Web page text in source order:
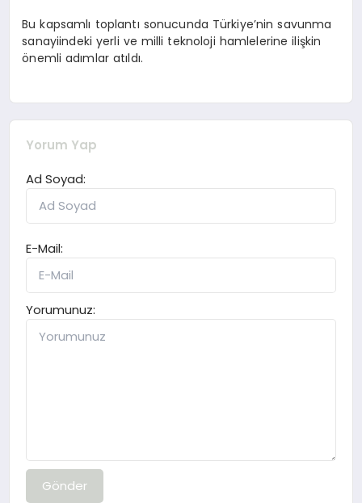
Bu kapsamlı toplantı sonucunda Türkiye’nin savunma
sanayiindeki yerli ve milli teknoloji hamlelerine ilişkin
önemli adımlar atıldı.
Yorum Yap
Ad Soyad:
E-Mail:
Yorumunuz:
Gönder